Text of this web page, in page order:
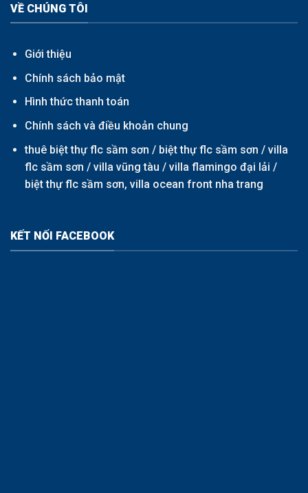
VỀ CHÚNG TÔI
Giới thiệu
Chính sách bảo mật
Hình thức thanh toán
Chính sách và điều khoản chung
thuê biệt thự flc sầm sơn / biệt thự flc sầm sơn / villa
flc sầm sơn / villa vũng tàu / villa flamingo đại lải /
biệt thự flc sầm sơn, villa ocean front nha trang
KẾT NỐI FACEBOOK